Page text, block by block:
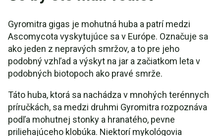
Gyromitra gigas je mohutná huba a patrí medzi
Ascomycota vyskytujúce sa v Európe. Označuje sa
ako jeden z nepravých smržov, a to pre jeho
podobný vzhľad a výskyt na jar a začiatkom leta v
podobných biotopoch ako pravé smrže.
Táto huba, ktorá sa nachádza v mnohých terénnych
príručkách, sa medzi druhmi Gyromitra rozpoznáva
podľa mohutnej stonky a hranatého, pevne
priliehajúceho klobúka. Niektorí mykológovia